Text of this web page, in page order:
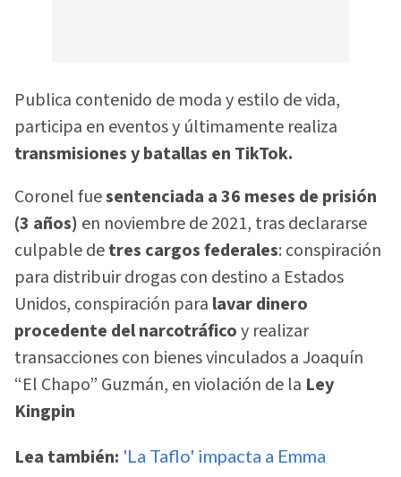
Publica contenido de moda y estilo de vida,
participa en eventos y últimamente realiza
transmisiones y batallas en TikTok.
Coronel fuesentenciada a 36 meses de prisión
(3 años) en noviembre de 2021, tras declararse
culpable detres cargos federales: conspiración
para distribuir drogas con destino a Estados
Unidos, conspiración para lavar dinero
procedente del narcotráficoy realizar
transacciones con bienes vinculados a Joaquín
“El Chapo” Guzmán, en violación de la Ley
Kingpin
Lea también: 'La Taflo' impacta a Emma